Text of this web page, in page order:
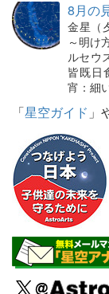
8月の
金星（
～明け
ルセウ
皆既日
宵：細
「星空ガイド 」